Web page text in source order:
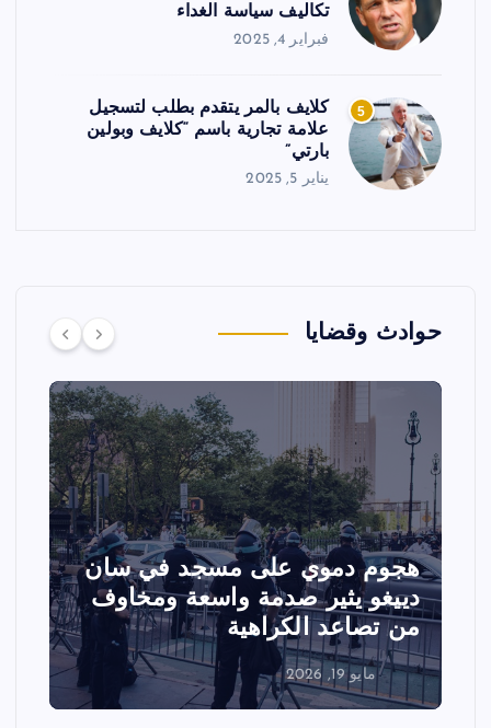
تكاليف سياسة الغداء
فبراير 4, 2025
5
كلايف بالمر يتقدم بطلب لتسجيل
علامة تجارية باسم “كلايف وبولين
بارتي”
يناير 5, 2025
حوادث وقضايا
دموي على مسجد في سان
يثير صدمة واسعة ومخاوف
الكراهية
تصادم
عرض جوي في
الفعاليات
مايو 18, 2026